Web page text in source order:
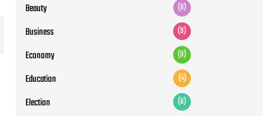
Beauty (8)
Business (9)
Economy (9)
Education (4)
Election (6)